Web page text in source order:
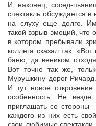
И, наконец, сосед-
спектакль обсуждается
на слуху еще долго.
такой взрыв эмоций, что
в котором пребывали
коллега сказал так:
баню, да веником
Вот точно так же,
Мурушкину дорог
И тут новое
особенность. Не везде
приглашать со стороны
каждого из них есть